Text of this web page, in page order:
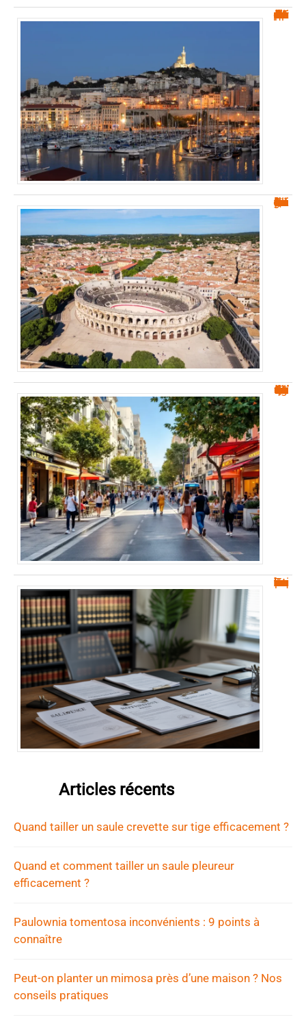
Belle de Mai Marseille : le quartier le plus pauvre d’Europe
Quartiers à éviter à Nîmes : guide pour les futurs habitants
Quartier La Timone Marseille dangereux : ce qu’il faut savoir
Tout savoir sur les notarisques et leur importance
Articles récents
Quand tailler un saule crevette sur tige efficacement ?
Quand et comment tailler un saule pleureur
efficacement ?
Paulownia tomentosa inconvénients : 9 points à
connaître
Peut-on planter un mimosa près d’une maison ? Nos
conseils pratiques